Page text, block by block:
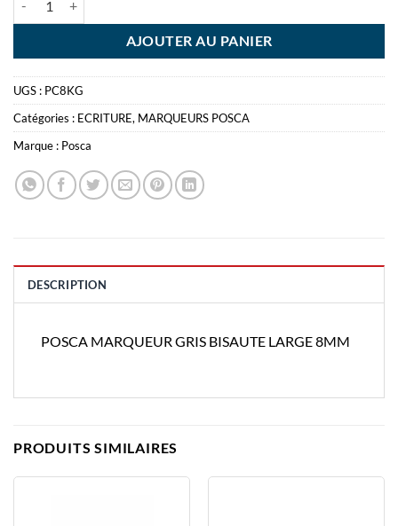
AJOUTER AU PANIER
UGS : PC8KG
Catégories : ECRITURE, MARQUEURS POSCA
Marque : Posca
DESCRIPTION
POSCA MARQUEUR GRIS BISAUTE LARGE 8MM
PRODUITS SIMILAIRES